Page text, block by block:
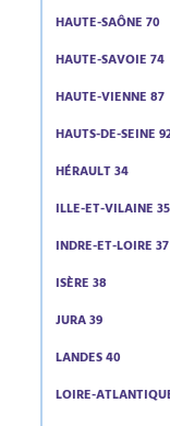
HAUTE-SAÔNE 70
HAUTE-SAVOIE 74
HAUTE-VIENNE 87
HAUTS-DE-SEINE
HÉRAULT 34
ILLE-ET-VILAINE 35
INDRE-ET-LOIRE 37
ISÈRE 38
JURA 39
LANDES 40
LOIRE-